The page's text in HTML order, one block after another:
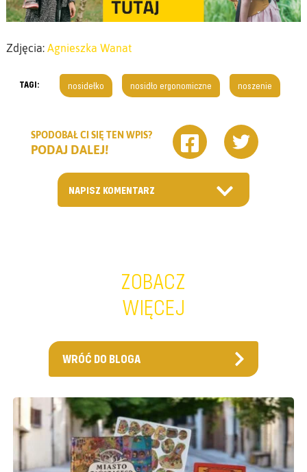
Zdjęcia: Agnieszka Wanat
TAGI: nosidełko nosidło ergonomiczne noszenie
SPODOBAŁ CI SIĘ TEN WPIS?
PODAJ DALEJ!
NAPISZ KOMENTARZ
ZOBACZ
WIĘCEJ
WRÓĆ DO BLOGA